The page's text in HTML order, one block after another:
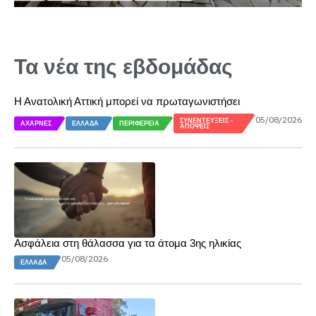
Τα νέα της εβδομάδας
Η Ανατολική Αττική μπορεί να πρωταγωνιστήσει
ΑΧΑΡΝΈΣ ΕΛΛΆΔΑ ΠΕΡΙΦΈΡΕΙΑ
ΣΥΝΕΝΤΕΎΞΕΙΣ -
ΑΠΌΨΕΙΣ
05/08/2026
Ασφάλεια στη θάλασσα για τα άτομα 3ης ηλικίας
ΕΛΛΆΔΑ 05/08/2026